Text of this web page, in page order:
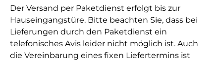
Der Versand per Paketdienst erfolgt bis zur
Hauseingangstüre. Bitte beachten Sie, dass bei
Lieferungen durch den Paketdienst ein
telefonisches Avis leider nicht möglich ist. Auch
die Vereinbarung eines fixen Liefertermins ist